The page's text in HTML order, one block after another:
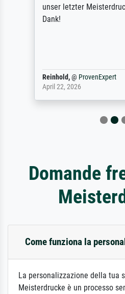
unser letzter
Dank!
Reinhold,@ ProvenExpert
April 22, 2026
Domande
Come funziona la
La personalizzazione della tua
Meisterdrucke è un processo